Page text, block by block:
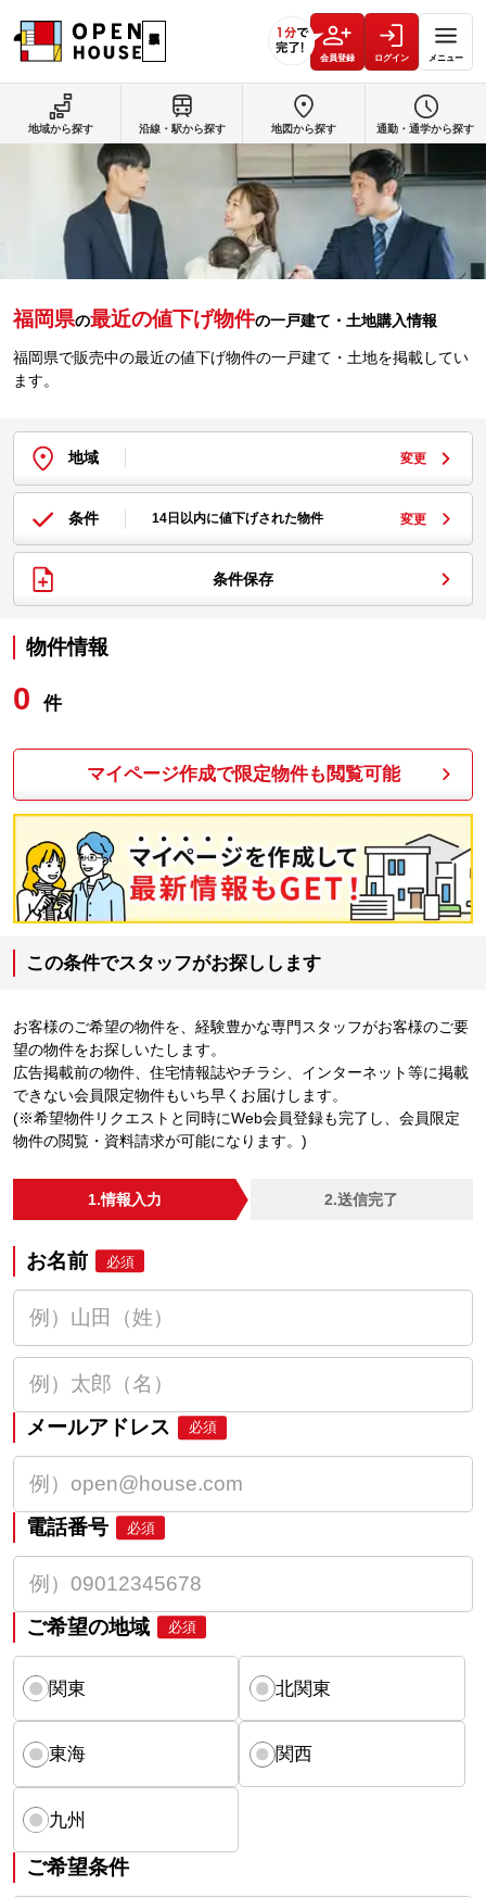
会員登録 ログイン メニュー
福岡県の最近の値下げ物件の一戸建て・土地購入情報
福岡県で販売中の最近の値下げ物件の一戸建て・土地を掲載してい
ます。
地域 変更
条件 14日以内に値下げされた物件 変更
条件保存
物件情報
0 件
マイページ作成で限定物件も閲覧可能
この条件でスタッフがお探しします
お客様のご希望の物件を、経験豊かな専門スタッフがお客様のご要
望の物件をお探しいたします。
広告掲載前の物件、住宅情報誌やチラシ、インターネット等に掲載
できない会員限定物件もいち早くお届けします。
(※希望物件リクエストと同時にWeb会員登録も完了し、会員限定
物件の閲覧・資料請求が可能になります。)
1.情報入力 2.送信完了
お名前 必須
メールアドレス 必須
電話番号 必須
ご希望の地域 必須
関東 北関東
東海 関西
九州
ご希望条件
地域から探す 沿線・駅から探す 地図から探す 通勤・通学から探す